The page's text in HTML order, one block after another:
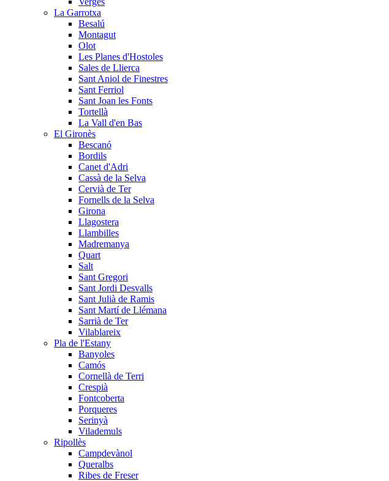
La Garrotxa
Besalú
Montagut
Olot
Les Planes d'Hostoles
Sales de Llierca
Sant Aniol de Finestres
Sant Ferriol
Sant Joan les Fonts
Tortellà
La Vall d'en Bas
El Gironès
Bescanó
Bordils
Canet d'Adri
Cassà de la Selva
Cervià de Ter
Fornells de la Selva
Girona
Llagostera
Llambilles
Madremanya
Quart
Salt
Sant Gregori
Sant Jordi Desvalls
Sant Julià de Ramis
Sant Martí de Llémana
Sarrià de Ter
Vilablareix
Pla de l'Estany
Banyoles
Camós
Cornellà de Terri
Crespià
Fontcoberta
Porqueres
Serinyà
Vilademuls
Ripollès
Campdevànol
Queralbs
Ribes de Freser